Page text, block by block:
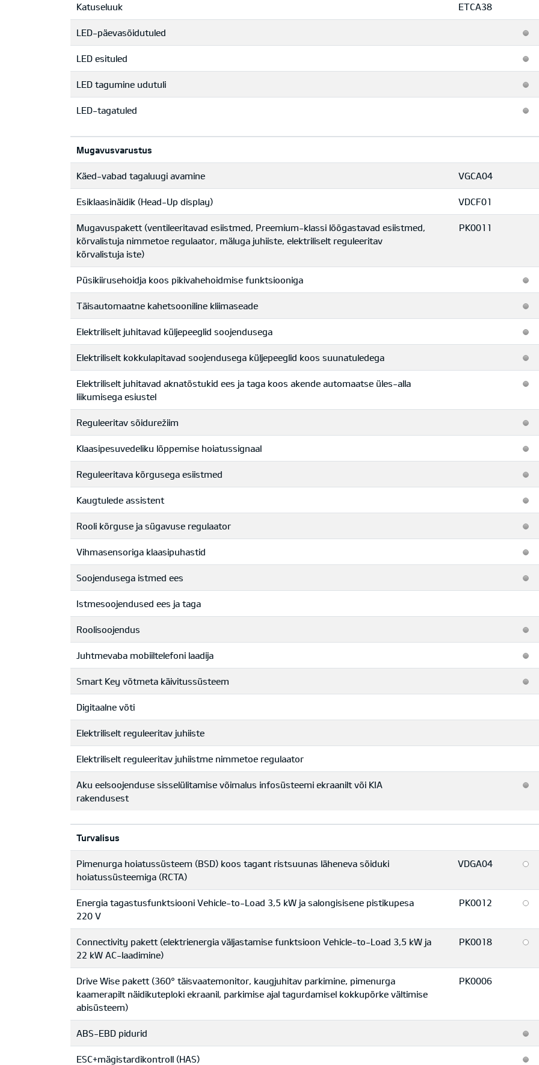
Katuseluuk ETCA38
LED-päevasõidutuled
LED esituled
LED tagumine udutuli
LED-tagatuled
Mugavusvarustus
Käed-vabad tagaluugi avamine VGCA04
Esiklaasinäidik (Head-Up display) VDCF01
Mugavuspakett (ventileeritavad esiistmed, Preemium-klassi lõõgastavad esiistmed,
kõrvalistuja nimmetoe regulaator, mäluga juhiiste, elektriliselt reguleeritav
kõrvalistuja iste)
PK0011
Püsikiirusehoidja koos pikivahehoidmise funktsiooniga
Täisautomaatne kahetsooniline kliimaseade
Elektriliselt juhitavad küljepeeglid soojendusega
Elektriliselt kokkulapitavad soojendusega küljepeeglid koos suunatuledega
Elektriliselt juhitavad aknatõstukid ees ja taga koos akende automaatse üles-alla
liikumisega esiustel
Reguleeritav sõidurežiim
Klaasipesuvedeliku lõppemise hoiatussignaal
Reguleeritava kõrgusega esiistmed
Kaugtulede assistent
Rooli kõrguse ja sügavuse regulaator
Vihmasensoriga klaasipuhastid
Soojendusega istmed ees
Istmesoojendused ees ja taga
Roolisoojendus
Juhtmevaba mobiiltelefoni laadija
Smart Key võtmeta käivitussüsteem
Digitaalne võti
Elektriliselt reguleeritav juhiiste
Elektriliselt reguleeritav juhiistme nimmetoe regulaator
Aku eelsoojenduse sisselülitamise võimalus infosüsteemi ekraanilt või KIA
rakendusest
Turvalisus
Pimenurga hoiatussüsteem (BSD) koos tagant ristsuunas läheneva sõiduki
hoiatussüsteemiga (RCTA)
VDGA04
Energia tagastusfunktsiooni Vehicle-to-Load 3,5 kW ja salongisisene pistikupesa
220 V
PK0012
Connectivity pakett (elektrienergia väljastamise funktsioon Vehicle-to-Load 3,5 kW ja
22 kW AC-laadimine)
PK0018
Drive Wise pakett (360° täisvaatemonitor, kaugjuhitav parkimine, pimenurga
kaamerapilt näidikuteploki ekraanil, parkimise ajal tagurdamisel kokkupõrke vältimise
abisüsteem)
PK0006
ABS-EBD pidurid
ESC+mägistardikontroll (HAS)